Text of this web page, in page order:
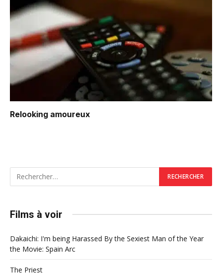
Relooking amoureux
Films à voir
Dakaichi: I'm being Harassed By the Sexiest Man of the Year
the Movie: Spain Arc
The Priest